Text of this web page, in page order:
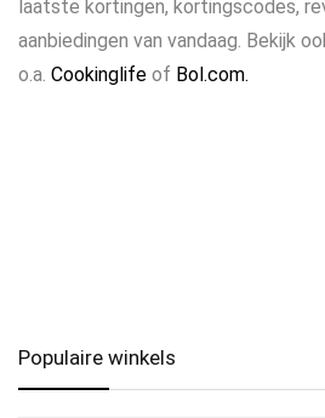
laatste kortingen, kortingscodes,
aanbiedingen van vandaag. Bekijk
o.a. Cookinglife of Bol.com.
Populaire winkels